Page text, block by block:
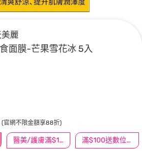
麗
面膜-芒果雪花冰 5入
醫美/護膚滿$1200送$200 滿$100送數位印花
(官網不限金額享88折)